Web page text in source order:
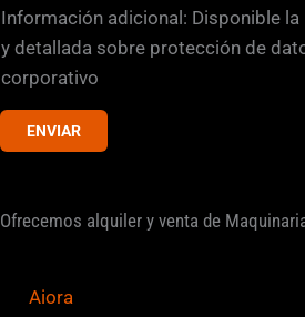
s
d
e
v
f
Información adicional: Disponible
y detallada sobre protección de
corporativo
ENVIAR
Ofrecemos alquiler y venta de
Aiora